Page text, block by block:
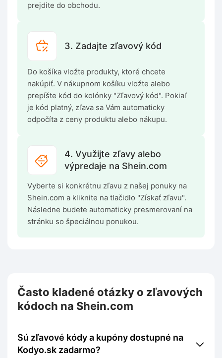
prejdite do obchodu.
3. Zadajte zľavový kód
Do košíka vložte produkty, ktoré chcete
nakúpiť. V nákupnom košíku vložte alebo
prepíšte kód do kolónky "Zľavový kód". Pokiaľ
je kód platný, zľava sa Vám automaticky
odpočíta z ceny produktu alebo nákupu.
4. Využijte zľavy alebo
výpredaje na Shein.com
Vyberte si konkrétnu zľavu z našej ponuky na
Shein.com a kliknite na tlačidlo "Získať zľavu".
Následne budete automaticky presmerovaní na
stránku so špeciálnou ponukou.
Často kladené otázky o zľavových
kódoch na Shein.com
Sú zľavové kódy a kupóny dostupné na
Kodyo.sk zadarmo?